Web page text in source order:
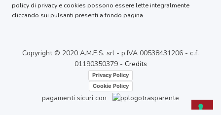
policy di privacy e cookies possono essere lette integralmente
cliccando sui pulsanti presenti a fondo pagina.
Copyright © 2020 A.M.E.S. srl - p.IVA 00538431206 - c.f.
01190350379 - Credits
Privacy Policy
Cookie Policy
pagamenti sicuri con